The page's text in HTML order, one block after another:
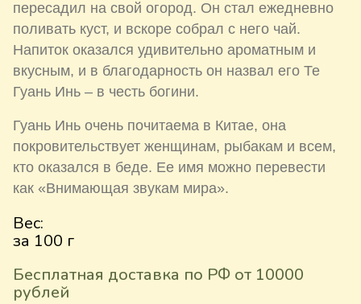
пересадил на свой огород. Он стал ежедневно
поливать куст, и вскоре собрал с него чай.
Напиток оказался удивительно ароматным и
вкусным, и в благодарность он назвал его Те
Гуань Инь – в честь богини.
Гуань Инь очень почитаема в Китае, она
покровительствует женщинам, рыбакам и всем,
кто оказался в беде. Ее имя можно перевести
как «Внимающая звукам мира».
Вес:
за 100 г
Бесплатная доставка по РФ от 10000
рублей